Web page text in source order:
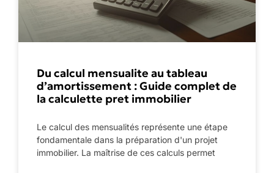
Du calcul mensualite au tableau
d’amortissement : Guide complet de
la calculette pret immobilier
Le calcul des mensualités représente une étape
fondamentale dans la préparation d'un projet
immobilier. La maîtrise de ces calculs permet